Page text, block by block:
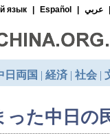
った中日の